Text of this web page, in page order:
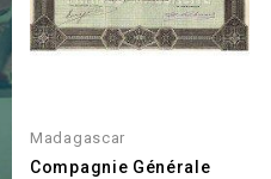
Madagascar
Compagnie Générale